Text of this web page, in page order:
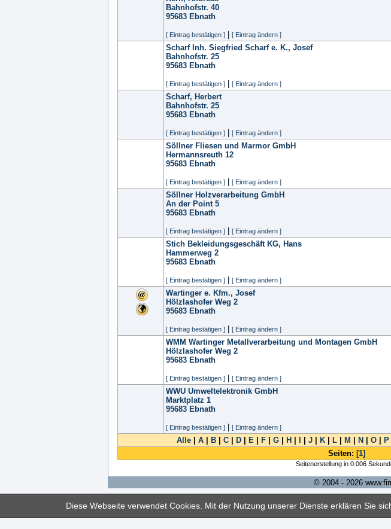
Diese Webseite verwendet Cookies. Mit der Nutzung unserer Dienste erklären Sie
Bahnhofstr. 40
95683 Ebnath
[ Eintrag bestätigen ] [ Eintrag ändern ]
Scharf Inh. Siegfried Scharf e. K., Josef
Bahnhofstr. 25
95683 Ebnath
[ Eintrag bestätigen ] [ Eintrag ändern ]
Scharf, Herbert
Bahnhofstr. 25
95683 Ebnath
[ Eintrag bestätigen ] [ Eintrag ändern ]
Söllner Fliesen und Marmor GmbH
Hermannsreuth 12
95683 Ebnath
[ Eintrag bestätigen ] [ Eintrag ändern ]
Söllner Holzverarbeitung GmbH
An der Point 5
95683 Ebnath
[ Eintrag bestätigen ] [ Eintrag ändern ]
Stich Bekleidungsgeschäft KG, Hans
Hammerweg 2
95683 Ebnath
[ Eintrag bestätigen ] [ Eintrag ändern ]
Wartinger e. Kfm., Josef
Hölzlashofer Weg 2
95683 Ebnath
[ Eintrag bestätigen ] [ Eintrag ändern ]
WMM Wartinger Metallverarbeitung und Montagen GmbH
Hölzlashofer Weg 2
95683 Ebnath
[ Eintrag bestätigen ] [ Eintrag ändern ]
WWU Umweltelektronik GmbH
Marktplatz 1
95683 Ebnath
[ Eintrag bestätigen ] [ Eintrag ändern ]
Alle A B C D E F G H J K L M N O P
Seiten: [1]
Seitenerstellung in 0.006
© 2004 - 2026